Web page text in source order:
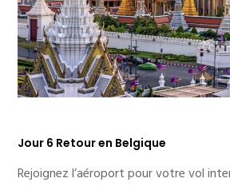
Jour 6 Retour en Belgique
Rejoignez l’aéroport pour votre vol